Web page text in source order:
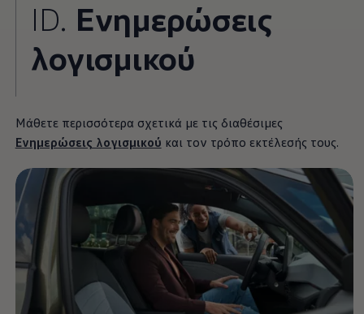
ID. Ενημερώσεις
λογισμικού
Μάθετε περισσότερα σχετικά με τις διαθέσιμες
Ενημερώσεις λογισμικού και τον τρόπο εκτέλεσής τους.